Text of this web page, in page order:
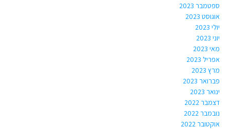
ספטמבר 2023
אוגוסט 2023
יולי 2023
יוני 2023
מאי 2023
אפריל 2023
מרץ 2023
פברואר 2023
ינואר 2023
דצמבר 2022
נובמבר 2022
אוקטובר 2022